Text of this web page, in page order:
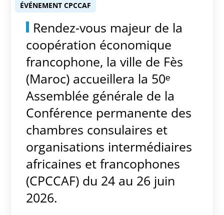
Rendez-vous majeur de la
coopération économique
francophone, la ville de Fès
(Maroc) accueillera la 50ᵉ
Assemblée générale de la
Conférence permanente des
chambres consulaires et
organisations intermédiaires
africaines et francophones
(CPCCAF) du 24 au 26 juin
2026.
ÉVÉNEMENT CPCCAF